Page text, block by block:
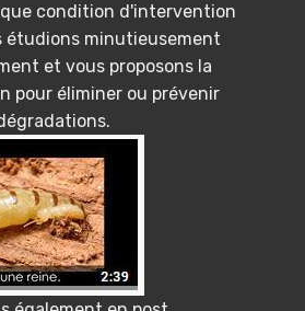
condition d'intervention
étudions minutieusement
et vous proposons la
pour éliminer ou prévenir